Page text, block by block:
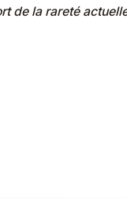
de la rareté